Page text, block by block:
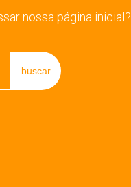
nossa página inicial?